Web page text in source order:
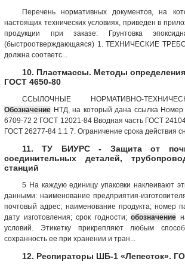
Перечень нормативных документов, на
настоящих технических условиях, приведен в
продукции при заказе: Грунтовка
(быстроотверждающаяся) 1. ТЕХНИЧЕСКИЕ
должна соответс...
10. Пластмассы. Методы
ГОСТ 4650-80
ССЫЛОЧНЫЕ НОРМАТИВНО-
Обозначение НТД, на который дана ссылка
6709-72 2 ГОСТ 12021-84 Вводная часть ГОСТ
ГОСТ 26277-84 1.1 7. Ограничение срока действия
11. ТУ БИУРС - Защита от
соединительных деталей,
станций
5 На каждую единицу упаковки наклеивают
данными: наименование предприятия-
почтовый адрес; наименование продукта; номер
дату изготовления; срок годности; обозначение
условий. Этикетку прикрепляют любым
сохранность ее при хранении и тран...
12. Респираторы ШБ-1 «Лепесток».